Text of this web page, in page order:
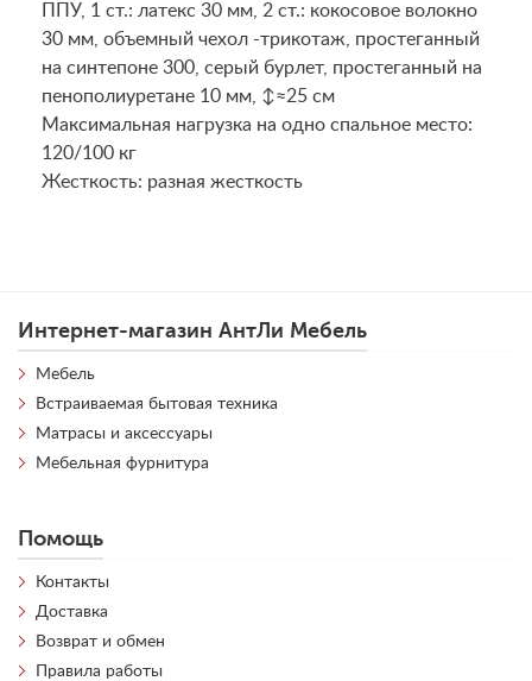
ППУ, 1 ст.: латекс 30 мм, 2 ст.: кокосовое волокно
30 мм, объемный чехол -трикотаж, простеганный
на синтепоне 300, серый бурлет, простеганный на
пенополиуретане 10 мм, ↕≈25 см
Maксимальная нагрузка на одно спальное место:
120/100 кг
Жесткость: разная жесткость
Интернет-магазин АнтЛи Мебель
Мебель
Встраиваемая бытовая техника
Матрасы и аксессуары
Мебельная фурнитура
Помощь
Контакты
Доставка
Возврат и обмен
Правила работы